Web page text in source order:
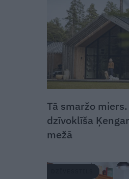
Tā smaržo
dzīvoklīša
mežā